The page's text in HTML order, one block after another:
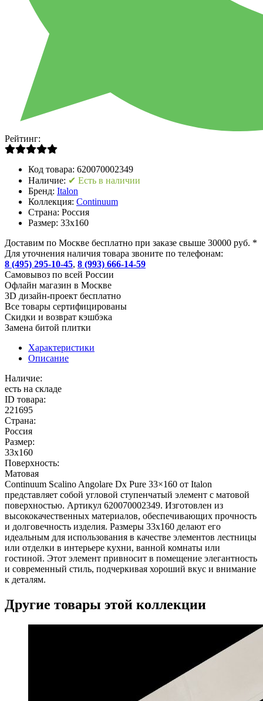
Рейтинг:
Код товара: 620070002349
Наличие: ✔ Есть в наличии
Бренд: Italon
Коллекция: Continuum
Страна: Россия
Размер: 33x160
Доставим по Москве бесплатно при заказе свыше 30000 руб. *
Для уточнения наличия товара звоните по телефонам:
8 (495) 295-10-45, 8 (993) 666-14-59
Cамовывоз по всей России
Офлайн магазин в Москве
3D дизайн-проект бесплатно
Все товары сертифицированы
Скидки и возврат кэшбэка
Замена битой плитки
Характеристики
Описание
Наличие:
есть на складе
ID товара:
221695
Страна:
Россия
Размер:
33x160
Поверхность:
Матовая
Continuum Scalino Angolare Dx Pure 33×160 от Italon
представляет собой угловой ступенчатый элемент с матовой
поверхностью. Артикул 620070002349. Изготовлен из
высококачественных материалов, обеспечивающих прочность
и долговечность изделия. Размеры 33x160 делают его
идеальным для использования в качестве элементов лестницы
или отделки в интерьере кухни, ванной комнаты или
гостиной. Этот элемент привносит в помещение элегантность
и современный стиль, подчеркивая хороший вкус и внимание
к деталям.
Другие товары этой коллекции